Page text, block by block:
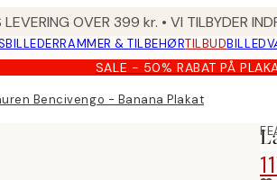
LEVERING OVER 399 kr. • VI TILBYDER
RAMMER & TILBEHØRTILBUD
SALE - 50% RABAT PÅ
Bencivengo - Banana Plakat